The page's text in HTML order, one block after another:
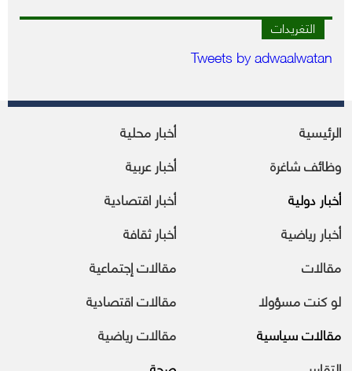
التغريدات
Tweets by adwaalwatan
الرئيسية
أخبار محلية
وظائف شاغرة
أخبار عربية
أخبار دولية
أخبار اقتصادية
أخبار رياضية
أخبار ثقافة
مقالات
مقالات إجتماعية
لو كنت مسؤولا
مقالات اقتصادية
مقالات سياسية
مقالات رياضية